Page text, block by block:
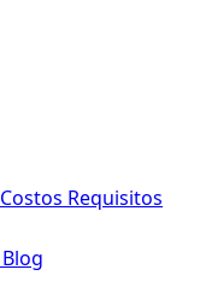
Costos Requisitos
Blog